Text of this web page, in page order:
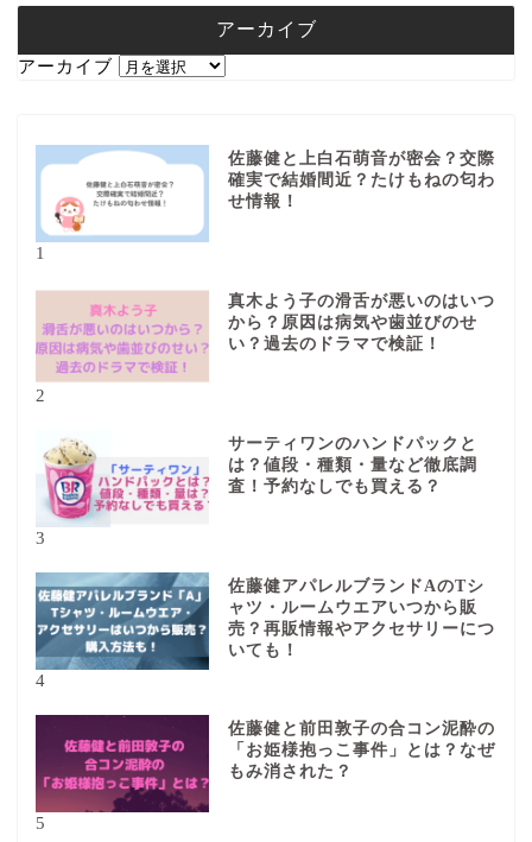
アーカイブ
アーカイブ
1
佐藤健と上白石萌音が密会？交際
確実で結婚間近？たけもねの匂わ
せ情報！
2
真木よう子の滑舌が悪いのはいつ
から？原因は病気や歯並びのせ
い？過去のドラマで検証！
3
サーティワンのハンドパックと
は？値段・種類・量など徹底調
査！予約なしでも買える？
4
佐藤健アパレルブランドAのTシ
ャツ・ルームウエアいつから販
売？再販情報やアクセサリーにつ
いても！
5
佐藤健と前田敦子の合コン泥酔の
「お姫様抱っこ事件」とは？なぜ
もみ消された？